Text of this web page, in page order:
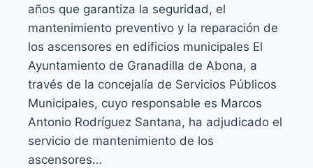
años que garantiza la seguridad, el
mantenimiento preventivo y la reparación de
los ascensores en edificios municipales El
Ayuntamiento de Granadilla de Abona, a
través de la concejalía de Servicios Públicos
Municipales, cuyo responsable es Marcos
Antonio Rodríguez Santana, ha adjudicado el
servicio de mantenimiento de los
ascensores…